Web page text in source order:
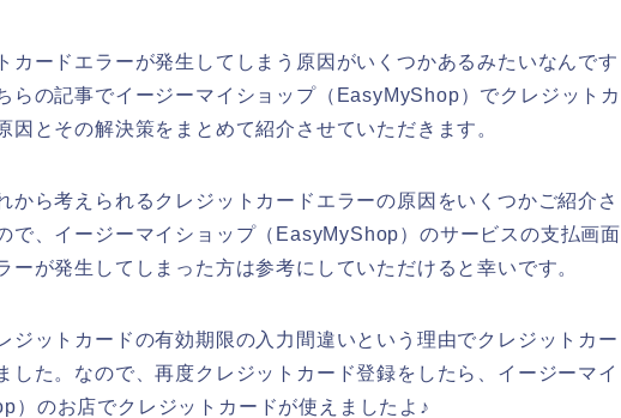
カードエラーが発生してしまう原因がいくつかあるみたいなんです
らの記事でイージーマイショップ（EasyMyShop）でクレジットカ
因とその解決策をまとめて紹介させていただきます。
から考えられるクレジットカードエラーの原因をいくつかご紹介さ
で、イージーマイショップ（EasyMyShop）のサービスの支払画面
ーが発生してしまった方は参考にしていただけると幸いです。
ジットカードの有効期限の入力間違いという理由でクレジットカー
した。なので、再度クレジットカード登録をしたら、イージーマイ
）のお店でクレジットカードが使えましたよ♪